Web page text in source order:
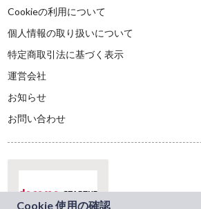
Cookieの利用について
個人情報の取り扱いについて
特定商取引法に基づく表示
運営会社
お知らせ
お問い合わせ